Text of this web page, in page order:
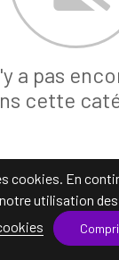
cookies. En
utilisation
a pas
cette